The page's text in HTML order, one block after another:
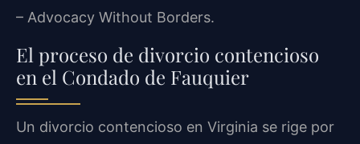
– Advocacy Without Borders.
El proceso de divorcio contencioso
en el Condado de Fauquier
Un divorcio contencioso en Virginia se rige por